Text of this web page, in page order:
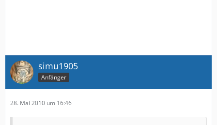
simu1905
Anfänger
28. Mai 2010 um 16:46